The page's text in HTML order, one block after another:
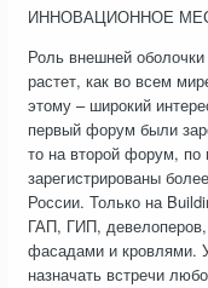
ИННОВАЦИОННОЕ
Роль внешней
растет, как во всем
этому – широкий
первый форум были
то на второй форум, по
зарегистрированы
России. Только на
ГАП, ГИП,
фасадами и кровлями.
назначать встречи